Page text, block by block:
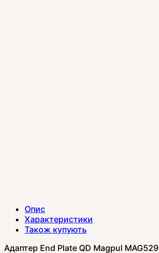
Опис
Характеристики
Також купують
Адаптер End Plate QD Magpul